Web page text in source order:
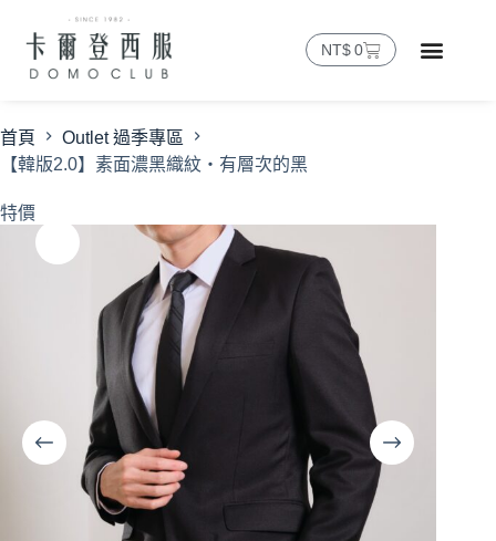
NT$ 0
首頁
Outlet 過季專區
【韓版2.0】素面濃黑織紋・有層次的黑
特價